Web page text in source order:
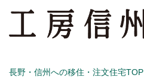
長野・信州への移住・注文住宅TOP